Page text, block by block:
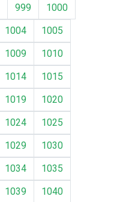
999
1000
1004
1005
1009
1010
1014
1015
1019
1020
1024
1025
1029
1030
1034
1035
1039
1040